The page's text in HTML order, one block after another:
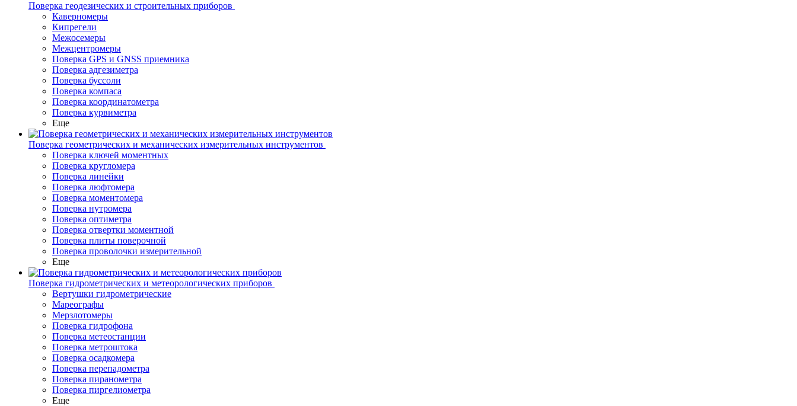
Поверка геодезических и строительных приборов
Каверномеры
Кипрегели
Межосемеры
Межцентромеры
Поверка GPS и GNSS приемника
Поверка адгезиметра
Поверка буссоли
Поверка компаса
Поверка координатометра
Поверка курвиметра
Еще
Поверка геометрических и механических измерительных инструментов
Поверка ключей моментных
Поверка кругломера
Поверка линейки
Поверка люфтомера
Поверка моментомера
Поверка нутромера
Поверка оптиметра
Поверка отвертки моментной
Поверка плиты поверочной
Поверка проволочки измерительной
Еще
Поверка гидрометрических и метеорологических приборов
Вертушки гидрометрические
Мареографы
Мерзлотомеры
Поверка гидрофона
Поверка метеостанции
Поверка метроштока
Поверка осадкомера
Поверка перепадометра
Поверка пиранометра
Поверка пиргелиометра
Еще